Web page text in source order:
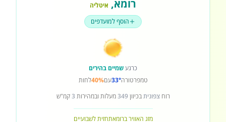
רומא, איטליה
הוסף למועדפים
כרגעשמיים בהירים
טמפרטורה33°עם40%לחות
רוחצפוניתבכיוון349מעלות ובמהירות 3קמ"ש
מזג האוויר ברומאתחזית לשבועיים